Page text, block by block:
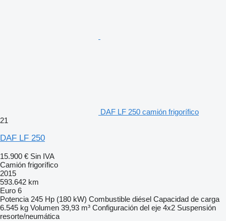
DAF LF 250 camión frigorífico
21
DAF LF 250
15.900 € Sin IVA
Camión frigorífico
2015
593.642 km
Euro 6
Potencia 245 Hp (180 kW) Combustible diésel Capacidad de carga
6.545 kg Volumen 39,93 m³ Configuración del eje 4x2 Suspensión
resorte/neumática